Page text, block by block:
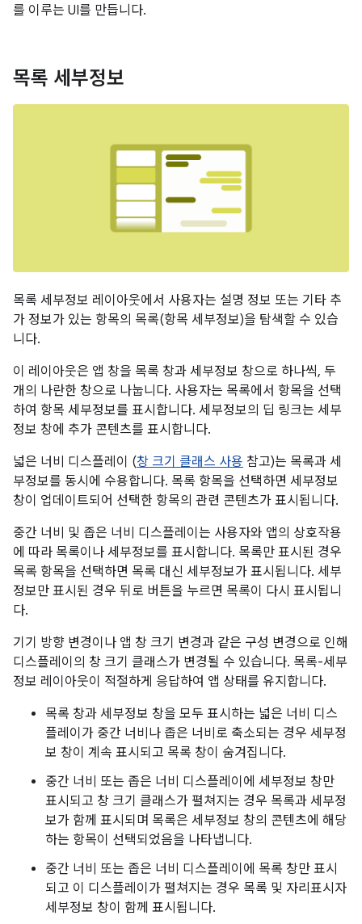
를 이루는 UI를 만듭니다.
목록 세부정보
목록 세부정보 레이아웃에서 사용자는 설명 정보 또는 기타 추
가 정보가 있는 항목의 목록(항목 세부정보)을 탐색할 수 있습
니다.
이 레이아웃은 앱 창을 목록 창과 세부정보 창으로 하나씩, 두
개의 나란한 창으로 나눕니다. 사용자는 목록에서 항목을 선택
하여 항목 세부정보를 표시합니다. 세부정보의 딥 링크는 세부
정보 창에 추가 콘텐츠를 표시합니다.
넓은 너비 디스플레이 (창 크기 클래스 사용 참고)는 목록과 세
부정보를 동시에 수용합니다. 목록 항목을 선택하면 세부정보
창이 업데이트되어 선택한 항목의 관련 콘텐츠가 표시됩니다.
중간 너비 및 좁은 너비 디스플레이는 사용자와 앱의 상호작용
에 따라 목록이나 세부정보를 표시합니다. 목록만 표시된 경우
목록 항목을 선택하면 목록 대신 세부정보가 표시됩니다. 세부
정보만 표시된 경우 뒤로 버튼을 누르면 목록이 다시 표시됩니
다.
기기 방향 변경이나 앱 창 크기 변경과 같은 구성 변경으로 인해
디스플레이의 창 크기 클래스가 변경될 수 있습니다. 목록-세부
정보 레이아웃이 적절하게 응답하여 앱 상태를 유지합니다.
목록 창과 세부정보 창을 모두 표시하는 넓은 너비 디스
플레이가 중간 너비나 좁은 너비로 축소되는 경우 세부정
보 창이 계속 표시되고 목록 창이 숨겨집니다.
중간 너비 또는 좁은 너비 디스플레이에 세부정보 창만
표시되고 창 크기 클래스가 펼쳐지는 경우 목록과 세부정
보가 함께 표시되며 목록은 세부정보 창의 콘텐츠에 해당
하는 항목이 선택되었음을 나타냅니다.
중간 너비 또는 좁은 너비 디스플레이에 목록 창만 표시
되고 이 디스플레이가 펼쳐지는 경우 목록 및 자리표시자
세부정보 창이 함께 표시됩니다.